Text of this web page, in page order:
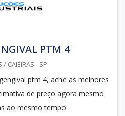
PTM 4
/ CAIEIRAS - SP
ptm 4, ache as melhores
de preço agora mesmo
ao mesmo tempo